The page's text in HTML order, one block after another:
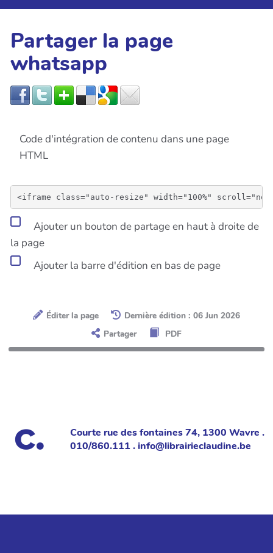
Partager la page
whatsapp
Code d'intégration de contenu dans une page
HTML
Ajouter un bouton de partage en haut à droite de
la page
Ajouter la barre d'édition en bas de page
Éditer la page
Dernière édition : 06 Jun 2026
Partager
PDF
Courte rue des fontaines 74, 1300 Wavre .
010/860.111 . info@librairieclaudine.be